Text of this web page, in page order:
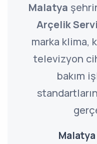
Malatya
Arçelik
marka klima,
televizyon
bakım